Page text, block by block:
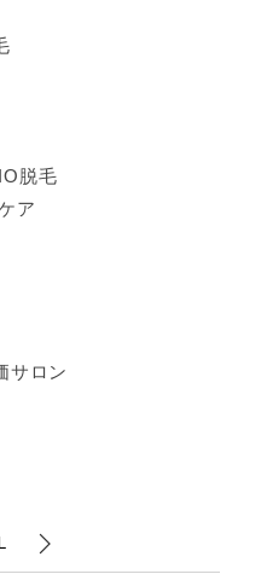
脱毛
ア
サロン